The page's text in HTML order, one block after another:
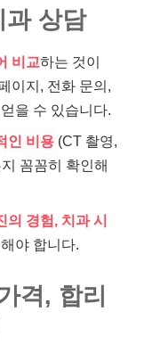
과 상담
비교하는 것이
이지, 전화 문의,
을 수 있습니다.
인 비용 (CT 촬영,
꼼꼼히 확인해
의 경험, 치과 시
야 합니다.
격, 합리